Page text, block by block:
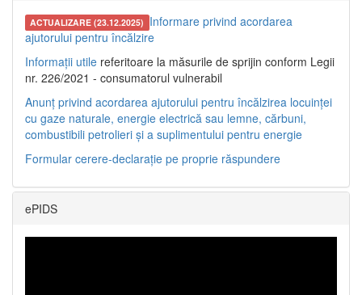
ACTUALIZARE (23.12.2025) Informare privind acordarea
ajutorului pentru încălzire
Informații utile referitoare la măsurile de sprijin conform Legii
nr. 226/2021 - consumatorul vulnerabil
Anunț privind acordarea ajutorului pentru încălzirea locuinței
cu gaze naturale, energie electrică sau lemne, cărbuni,
combustibili petrolieri și a suplimentului pentru energie
Formular cerere-declarație pe proprie răspundere
ePIDS